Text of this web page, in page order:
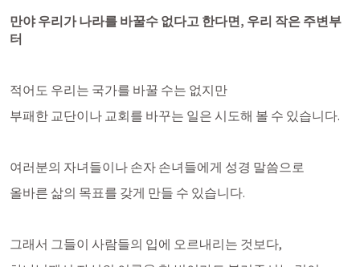
만야 우리가 나라를 바꿀수 없다고 한다면, 우리 작은 주변부
터
적어도 우리는 국가를 바꿀 수는 없지만
부패한 교단이나 교회를 바꾸는 일은 시도해 볼 수 있습니다.
여러분의 자녀들이나 손자 손녀들에게 성경 말씀으로
올바른 삶의 목표를 갖게 만들 수 있습니다.
그래서 그들이 사람들의 입에 오르내리는 것보다,